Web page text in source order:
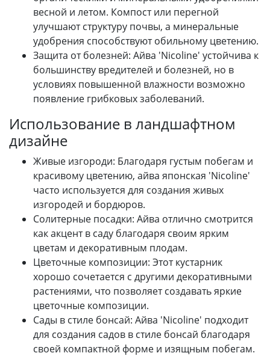
весной и летом. Компост или перегной
улучшают структуру почвы, а минеральные
удобрения способствуют обильному цветению.
Защита от болезней: Айва 'Nicoline' устойчива к
большинству вредителей и болезней, но в
условиях повышенной влажности возможно
появление грибковых заболеваний.
Использование в ландшафтном
дизайне
Живые изгороди: Благодаря густым побегам и
красивому цветению, айва японская 'Nicoline'
часто используется для создания живых
изгородей и бордюров.
Солитерные посадки: Айва отлично смотрится
как акцент в саду благодаря своим ярким
цветам и декоративным плодам.
Цветочные композиции: Этот кустарник
хорошо сочетается с другими декоративными
растениями, что позволяет создавать яркие
цветочные композиции.
Сады в стиле бонсай: Айва 'Nicoline' подходит
для создания садов в стиле бонсай благодаря
своей компактной форме и изящным побегам.